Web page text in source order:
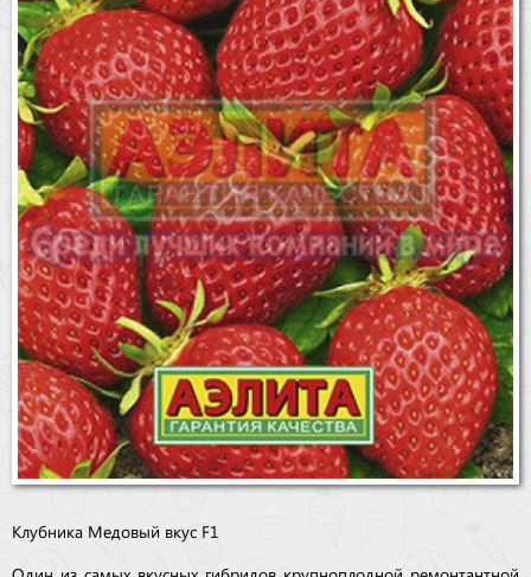
Клубника Медовый вкус F1
Один из самых вкусных гибридов крупноплодной ремонтантной